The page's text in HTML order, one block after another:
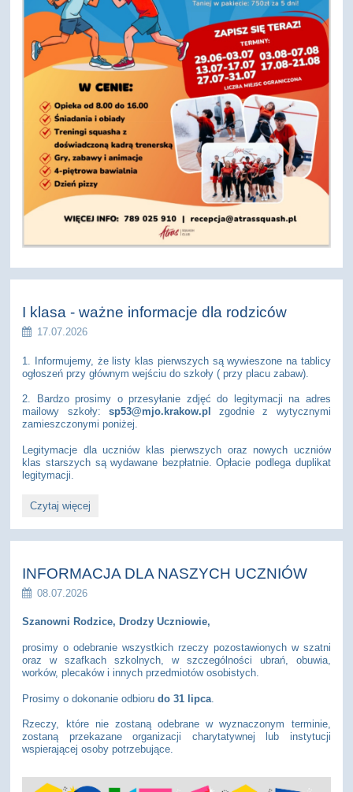
I klasa - ważne informacje dla rodziców
17.07.2026
1. Informujemy, że listy klas pierwszych są wywieszone na tablicy
ogłoszeń przy głównym wejściu do szkoły ( przy placu zabaw).
2. Bardzo prosimy o przesyłanie zdjęć do legitymacji na adres
mailowy szkoły: sp53@mjo.krakow.pl
zgodnie z wytycznymi
zamieszczonymi poniżej.
Legitymacje dla uczniów klas pierwszych oraz nowych uczniów
klas starszych są wydawane bezpłatnie. Opłacie podlega duplikat
legitymacji.
I
-
ważne
rodziców
:
Czytaj więcej
INFORMACJA DLA NASZYCH UCZNIÓW
08.07.2026
Szanowni Rodzice, Drodzy Uczniowie,
prosimy o odebranie wszystkich rzeczy pozostawionych w szatni
oraz w szafkach szkolnych, w szczególności ubrań, obuwia,
worków, plecaków i innych przedmiotów osobistych.
Prosimy o dokonanie odbiorudo 31 lipca
Rzeczy, które nie zostaną odebrane w wyznaczonym terminie,
zostaną przekazane organizacji charytatywnej lub instytucji
wspierającej osoby potrzebujące.